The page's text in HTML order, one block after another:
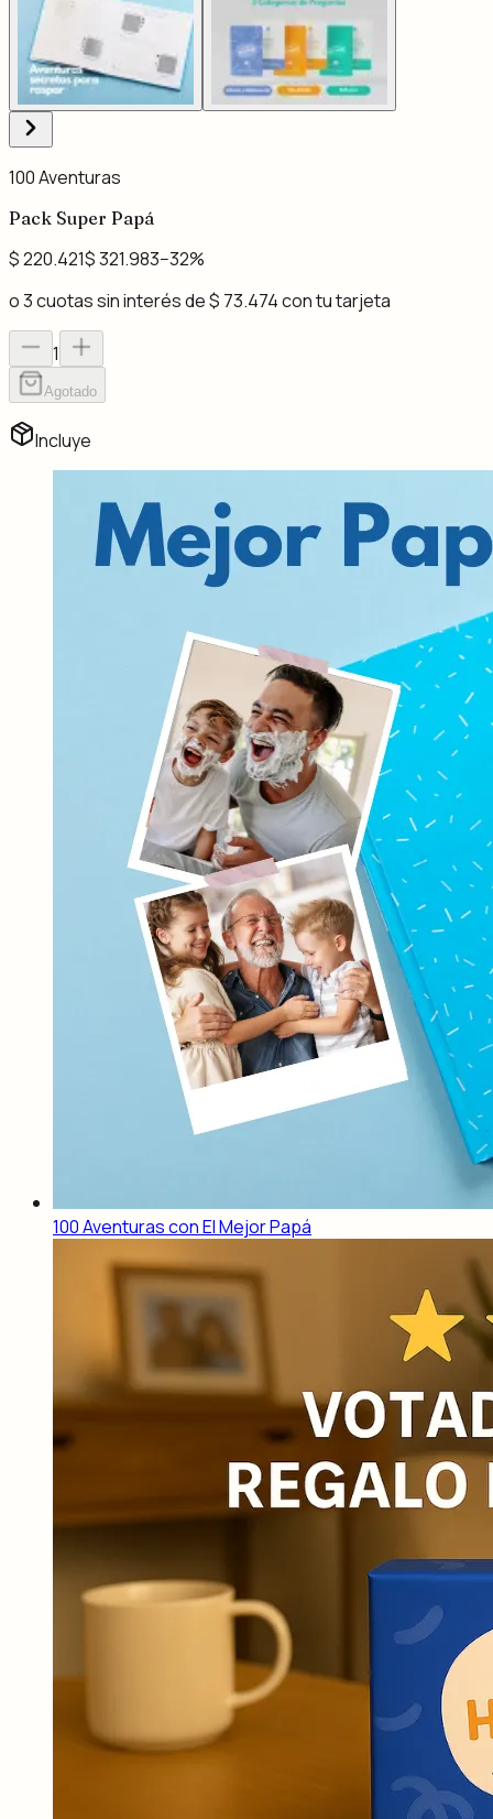
100 Aventuras
Pack Super Papá
$ 220.421$ 321.983−32%
o 3 cuotas sin interés de$ 73.474con tu tarjeta
1
Agotado
Incluye
100 Aventuras con El Mejor Papá